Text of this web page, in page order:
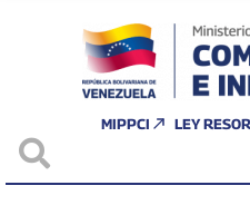
MIPPCI LEY